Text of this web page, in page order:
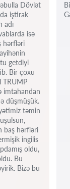
Dövlət
iştirak
adı
isə
hərfləri
getdiyi
Bir çoxu
TRUMP
imtahandan
düşmüşük.
təmin
baş hərfləri
ingilis
oldu,
Bu
Bizə bu